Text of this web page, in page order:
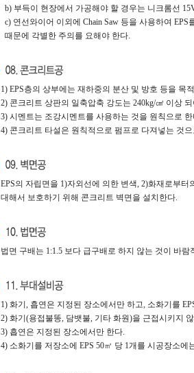
b) 부득이 현장에서 가공해야 할 경우는 니크롬선
c) 연선와이어 이외에 Chain Saw 등을 사용하여
때문에 각별한 주의를 요해야 한다.
1) EPS층의 상부에는 재하중의 분산 및 방호 등을 목
2) 콘크리트 상판의 일축압축 강도는 240kg/㎠ 이상
3) 시멘트는 조강시멘트를 사용하는 것을 원칙으로 한
4) 콘크리트 타설은 원칙적으로 펌프로 다져넣는 것
EPS의 자립면을 1)자외선에 의한 변색, 2)화재로부
대해서 보호하기 위해 콘크리트 벽면을 설치한다.
법면 구배는 1:1.5 보다 급구배로 하지 않는 것이 바
1) 화기, 흡연은 지정된 장소에서만 하고, 소화기를
2) 화기(용접불똥, 담뱃불, 기타 화원)을 근접시키지
3) 흡연은 지정된 장소에서만 한다.
4) 소화기를 저장소에 EPS 50㎥ 당 1개를 시공장소에